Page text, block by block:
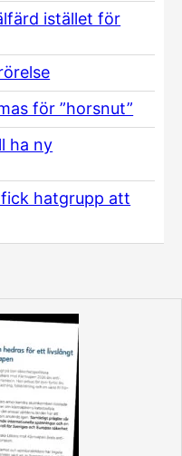
istället för
för ”horsnut”
ha ny
fick hatgrupp att